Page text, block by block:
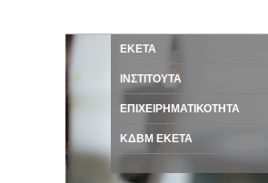
ΕΚΕΤΑ
ΙΝΣΤΙΤΟΥΤΑ
ΕΠΙΧΕΙΡΗΜΑΤΙΚΟΤΗΤΑ
ΚΔΒΜ ΕΚΕΤΑ